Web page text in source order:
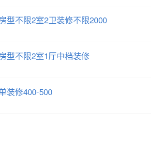
型不限2室2卫装修不限2000
型不限2室1厅中档装修
装修400-500